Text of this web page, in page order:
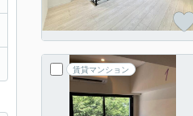
賃貸マンション